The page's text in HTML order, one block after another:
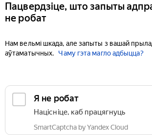
Пацвердзіце, што запыты
не робат
Нам вельмі шкада, але запыты з вашай
аўтаматычных.
Чаму гэта магло адбыцца?
Я не робат
Націсніце, каб працягнуць
SmartCaptcha by Yandex Cloud